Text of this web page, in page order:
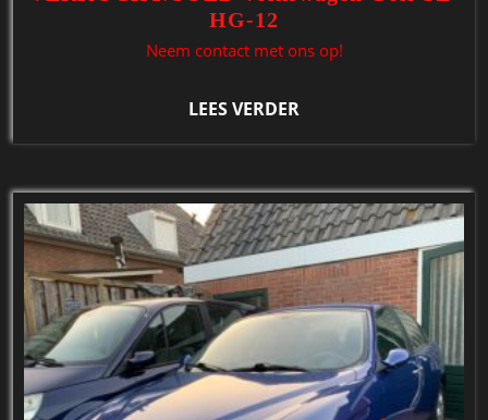
HG-12
Neem contact met ons op!
LEES VERDER